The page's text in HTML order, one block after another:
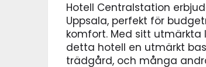
Hotell Centralstation
Uppsala, perfekt för
komfort. Med sitt
detta hotell en utmärkt
trädgård, och många